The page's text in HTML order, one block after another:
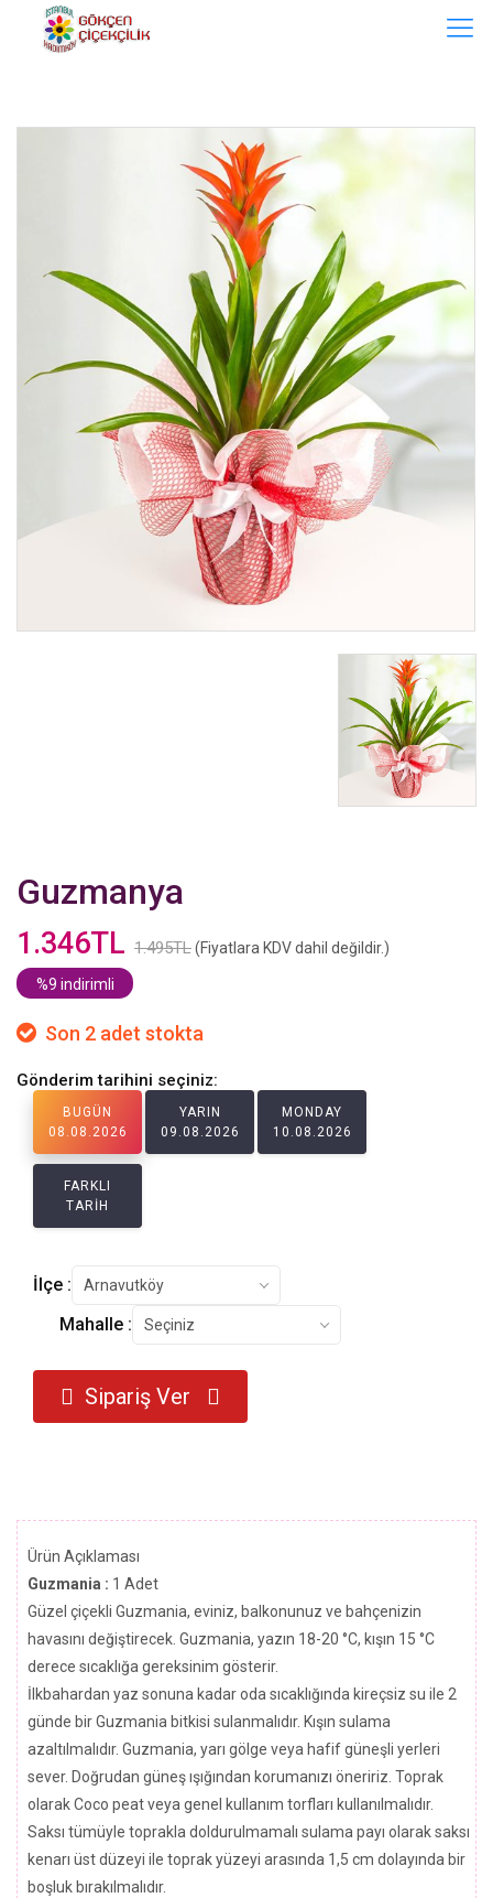
Guzmanya
1.346TL 1.495TL(Fiyatlara KDV dahil değildir.)
%9 indirimli
Son 2 adet stokta
Gönderim tarihini seçiniz:
BUGÜN
08.08.2026
YARIN
09.08.2026
MONDAY
10.08.2026
FARKLI
TARİH
İlçe : Arnavutköy
Mahalle : Seçiniz
Sipariş Ver
Ürün Açıklaması
Guzmania : 1 Adet
Güzel çiçekli Guzmania, eviniz, balkonunuz ve bahçenizin
havasını değiştirecek. Guzmania, yazın 18-20 °C, kışın 15 °C
derece sıcaklığa gereksinim gösterir.
İlkbahardan yaz sonuna kadar oda sıcaklığında kireçsiz su ile 2
günde bir Guzmania bitkisi sulanmalıdır. Kışın sulama
azaltılmalıdır. Guzmania, yarı gölge veya hafif güneşli yerleri
sever. Doğrudan güneş ışığından korumanızı öneririz. Toprak
olarak Coco peat veya genel kullanım torfları kullanılmalıdır.
Saksı tümüyle toprakla doldurulmamalı sulama payı olarak saksı
kenarı üst düzeyi ile toprak yüzeyi arasında 1,5 cm dolayında bir
boşluk bırakılmalıdır.